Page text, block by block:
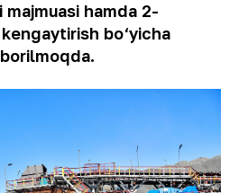
hamda 2-
bo‘yicha